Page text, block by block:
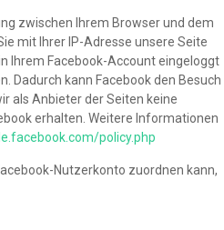
zwischen Ihrem Browser und dem
mit Ihrer IP-Adresse unsere Seite
Ihrem Facebook-Account eingeloggt
Dadurch kann Facebook den Besuch
als Anbieter der Seiten keine
erhalten. Weitere Informationen
policy.php
Nutzerkonto zuordnen kann,